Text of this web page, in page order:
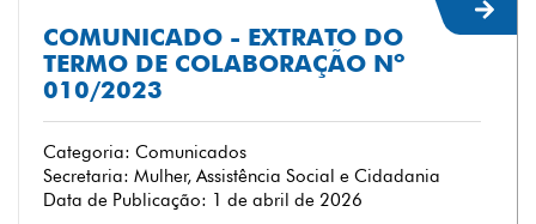
COMUNICADO - EXTRATO DO
TERMO DE COLABORAÇÃO Nº
010/2023
Categoria: Comunicados
Secretaria: Mulher, Assistência Social e Cidadania
Data de Publicação: 1 de abril de 2026